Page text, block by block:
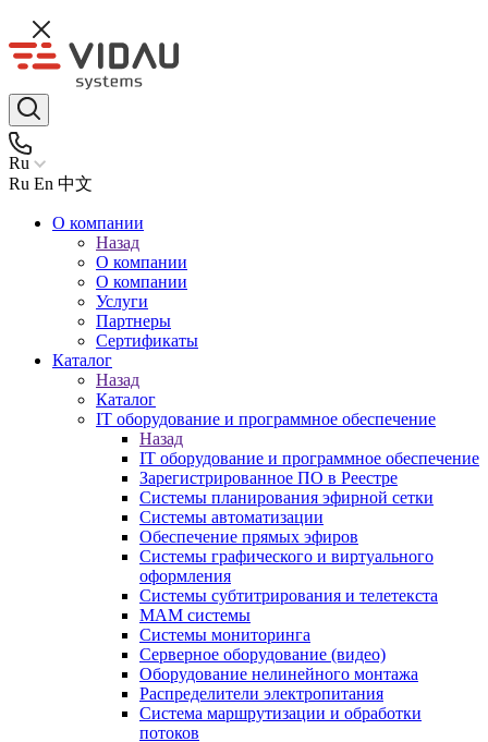
Ru
Ru En 中文
О компании
Назад
О компании
О компании
Услуги
Партнеры
Сертификаты
Каталог
Назад
Каталог
IT оборудование и программное обеспечение
Назад
IT оборудование и программное обеспечение
Зарегистрированное ПО в Реестре
Системы планирования эфирной сетки
Системы автоматизации
Обеспечение прямых эфиров
Системы графического и виртуального
оформления
Системы субтитрирования и телетекста
MAM системы
Системы мониторинга
Серверное оборудование (видео)
Оборудование нелинейного монтажа
Распределители электропитания
Система маршрутизации и обработки
потоков